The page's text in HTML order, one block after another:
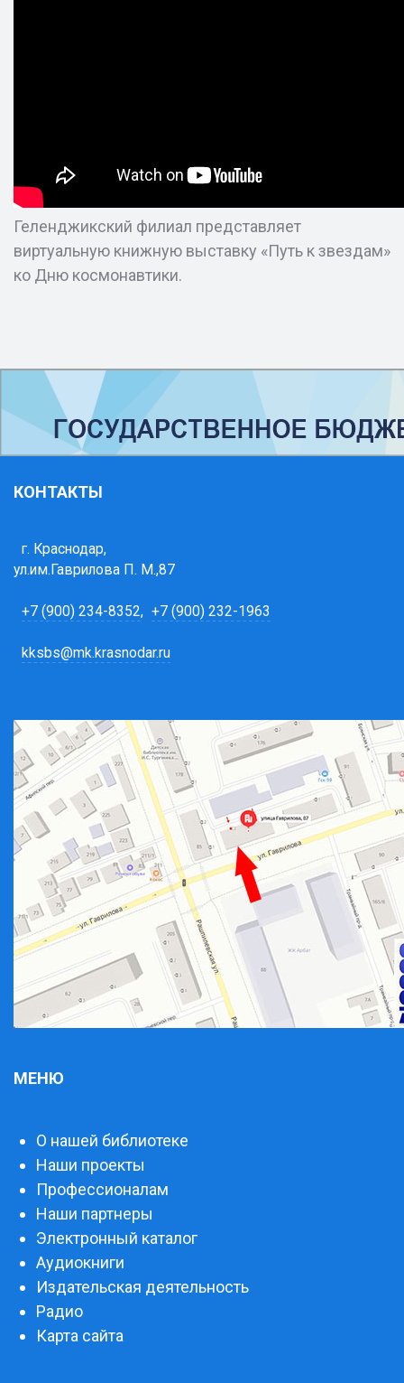
Геленджикский филиал представляет
виртуальную книжную выставку «Путь к звездам»
ко Дню космонавтики.
КОНТАКТЫ
г. Краснодар,
ул.им.Гаврилова П. М.,87
+7 (900) 234-8352, +7 (900) 232-1963
kksbs@mk.krasnodar.ru
МЕНЮ
О нашей библиотеке
Наши проекты
Профессионалам
Наши партнеры
Электронный каталог
Аудиокниги
Издательская деятельность
Радио
Карта сайта